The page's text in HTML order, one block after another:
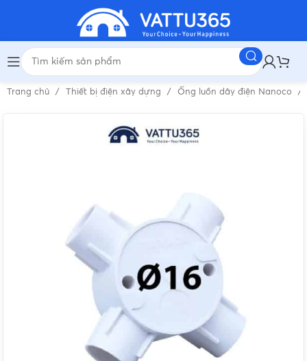
Trang chủ Thiết bị điện xây dựng Ống luồn dây điện Nanoco